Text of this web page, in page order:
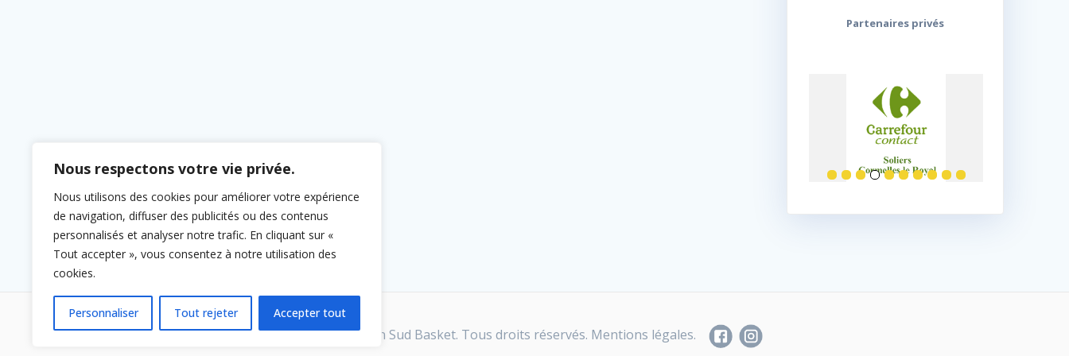
Nous respectons votre vie privée.
Nous utilisons des cookies pour améliorer votre expérience
de navigation, diffuser des publicités ou des contenus
personnalisés et analyser notre trafic. En cliquant sur «
Tout accepter », vous consentez à notre utilisation des
cookies.
Personnaliser Tout rejeter Accepter tout
Partenaires privés
© 2026 Caen Sud Basket. Tous droits réservés. Mentions légales.